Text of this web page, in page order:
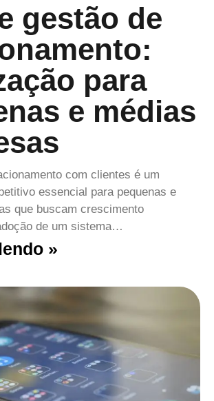
gestão de
para
e médias
com clientes é um
essencial para pequenas e
que buscam crescimento
de um sistema…
»